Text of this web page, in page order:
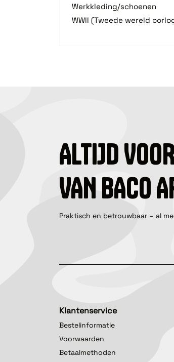
Werkkleding/schoenen
WWII (Tweede wereld
ALTIJD
VAN BACO
Praktisch en betrouwbaar – al
Klantenservice
Bestelinformatie
Voorwaarden
Betaalmethoden